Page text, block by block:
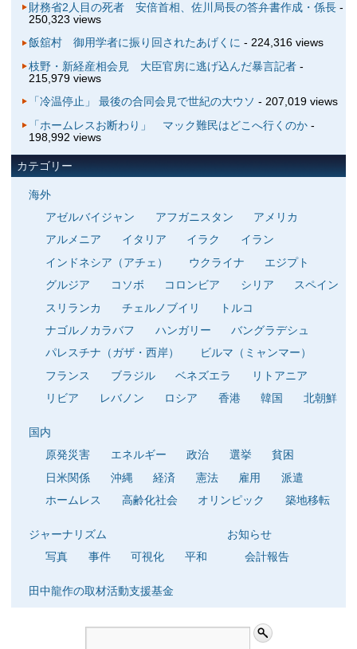
財務省2人目の死者 安倍首相、佐川局長の答弁書作成・係長-
250,323 views
飯舘村 御用学者に振り回されたあげくに - 224,316 views
枝野・新経産相会見 大臣官房に逃げ込んだ暴言記者-
215,979 views
「冷温停止」 最後の合同会見で世紀の大ウソ - 207,019 views
「ホームレスお断わり」 マック難民はどこへ行くのか-
198,992 views
カテゴリー
海外
アゼルバイジャン
アフガニスタン
アメリカ
アルメニア
イタリア イラク
イラン
インドネシア（アチェ）
ウクライナ
エジプト
グルジア
コソボ コロンビア シリア
スペイン
スリランカ
チェルノブイリ
トルコ
ナゴルノカラバフ
ハンガリー
バングラデシュ
パレスチナ（ガザ・西岸）
ビルマ（ミャンマー）
フランス
ブラジル ベネズエラ
リトアニア
リビア
レバノン ロシア 香港 韓国 北朝鮮
国内
原発災害
エネルギー 政治 選挙
貧困
日米関係
沖縄 経済 憲法 雇用
派遣
ホームレス
高齢化社会 オリンピック 築地移転
ジャーナリズム
写真
事件 可視化 平和
お知らせ
会計報告
田中龍作の取材活動支援基金